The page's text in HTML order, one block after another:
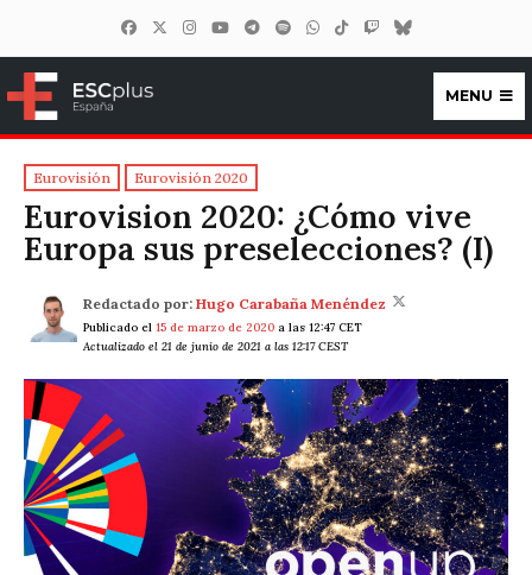
ESCplus España
MENU
Eurovisión Eurovisión 2020
Eurovision 2020: ¿Cómo vive
Europa sus preselecciones? (I)
Redactado por: Hugo Carabaña Menéndez
Publicado el 15 de marzo de 2020 a las 12:47 CET
Actualizado el 21 de junio de 2021 a las 12:17 CEST